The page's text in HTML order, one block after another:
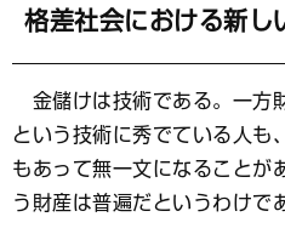
格差社会における新し
金儲けは技術である。一方
という技術に秀でている人も
もあって無一文になることが
う財産は普遍だというわけで